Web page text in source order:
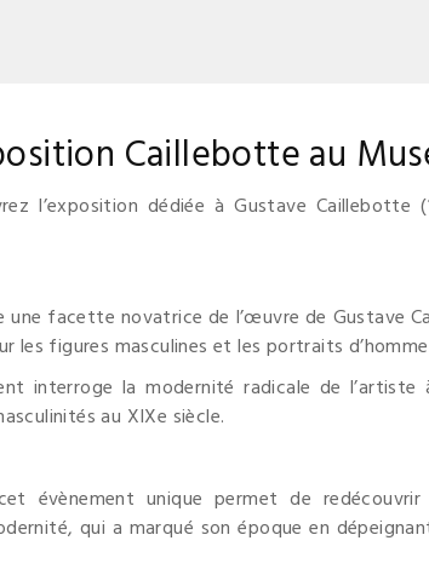
Caillebotte au
l’exposition dédiée à Gustave Caillebotte
une facette novatrice de l’œuvre de Gustave
les figures masculines et les portraits
interroge la modernité radicale de l’artiste
au XIXe siècle.
évènement unique permet de
qui a marqué son époque en